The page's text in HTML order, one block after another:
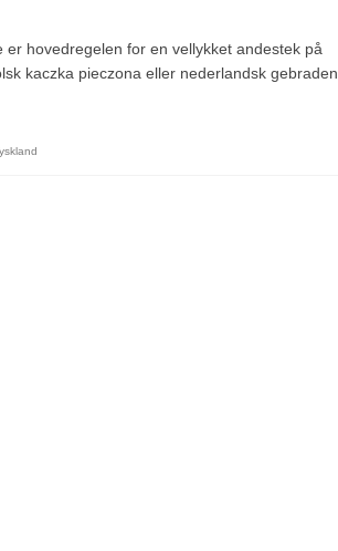
hovedregelen for en vellykket andestek på
kaczka pieczona eller nederlandsk gebraden